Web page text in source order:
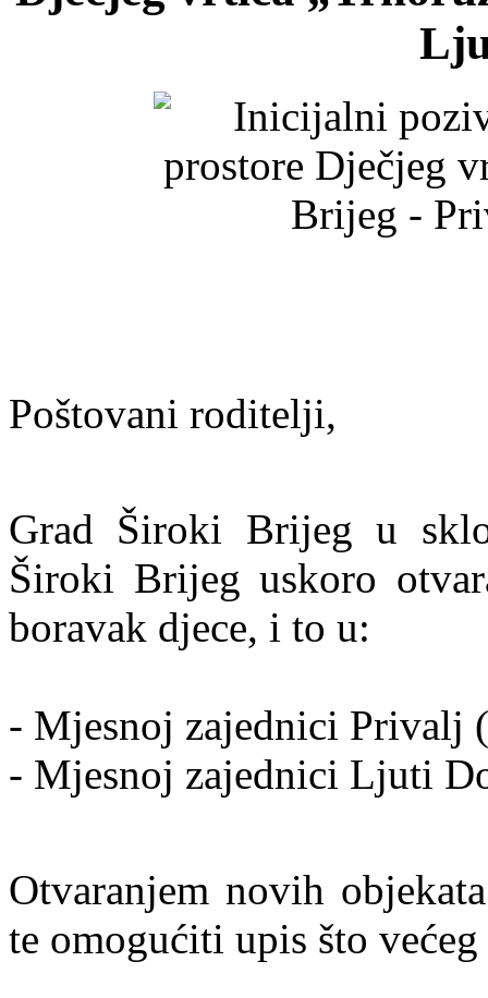
Poštovani roditelji,
Grad Široki Brijeg u
Široki Brijeg uskoro
boravak djece, i to u:
- Mjesnoj zajednici Privalj
- Mjesnoj zajednici Ljuti
Otvaranjem novih
te omogućiti upis što